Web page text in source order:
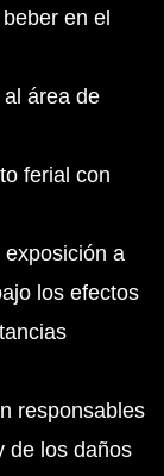
en el
área de
ferial con
a
los efectos
responsables
de los daños